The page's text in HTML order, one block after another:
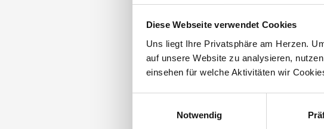
Diese Webseite verwendet Cookies
Uns liegt Ihre Privatsphäre am Herzen.
auf unsere Website zu analysieren,
einsehen für welche Aktivitäten wir
Notwendig
30 Urlaubstage
Jetztkostenlos
DEUTSCHE